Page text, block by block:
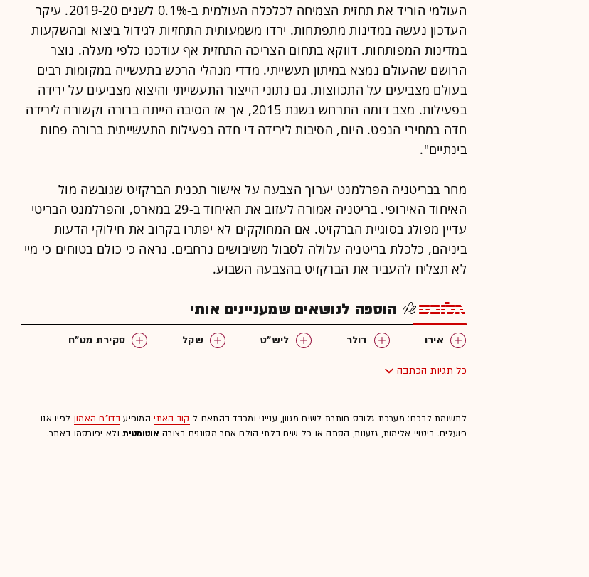
העולמי הוריד את תחזית הצמיחה לכלכלה העולמית ב-0.1% לשנים 2019-20. עיקר
העדכון נעשה במדינות מתפתחות. ירדו משמעותית התחזיות לגידול ביצוא ובהשקעות
במדינות המפותחות. דווקא בתחום הצריכה התחזית אף עודכנו כלפי מעלה. נוצר
הרושם שהעולם נמצא במיתון תעשייתי. מדדי מנהלי הרכש בתעשייה במקומות רבים
בעולם מצביעים על התכווצות. גם נתוני הייצור התעשייתי והיצוא מצביעים על ירידה
בפעילות. מצב דומה התרחש בשנת 2015, אך אז הסיבה הייתה ברורה וקשורה לירידה
חדה במחירי הנפט. היום, הסיבות לירידה די חדה בפעילות התעשייתית ברורה פחות
בינתיים".
מחר בבריטניה הפרלמנט יערוך הצבעה על אישור תכנית הברקזיט שגובשה מול
האיחוד האירופי. בריטניה אמורה לעזוב את האיחוד ב-29 במארס, והפרלמנט הבריטי
עדיין מפולג בסוגיית הברקזיט. אם המחוקקים לא יפתרו בקרוב את חילוקי הדעות
ביניהם, כלכלת בריטניה עלולה לסבול משיבושים נרחבים. נראה כי כולם בטוחים כי מיי
לא תצליח להעביר את הברקזיט בהצבעה השבוע.
הוספה לנושאים שמעניינים אותי
אירו דולר ליש"ט שקל סקירת מט"ח
כל תגיות הכתבה
לתשומת לבכם: מערכת גלובס חותרת לשיח מגוון, ענייני ומכבד בהתאם ל קוד האתיהמופיעבדו"ח האמון לפיו אנו
פועלים. ביטויי אלימות, גזענות, הסתה או כל שיח בלתי הולם אחר מסוננים בצורה אוטומטיתולא יפורסמו באתר.